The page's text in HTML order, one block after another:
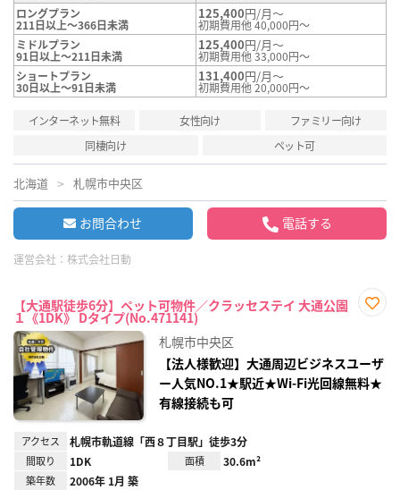
ロングプラン
211日以上～366日未満
125,400円/月～
初期費用他 40,000円～
ミドルプラン
91日以上～211日未満
125,400円/月～
初期費用他 33,000円～
ショートプラン
30日以上～91日未満
131,400円/月～
初期費用他 20,000円～
インターネット無料 女性向け
ファミリー向け
同棲向け
ペット可
北海道 札幌市中央区
お問合わせ 電話する
運営会社： 株式会社日動
【大通駅徒歩6分】ペット可物件／クラッセステイ 大通公園
１《1DK》 Dタイプ(No.471141)
録
札幌市中央区
【法人様歓迎】大通周辺ビジネスユーザ
ー人気NO.1★駅近★Wi-Fi光回線無料★
有線接続も可
アクセス 札幌市軌道線「西８丁目駅」徒歩3分
間取り 1DK 面積 30.6m²
築年数 2006年 1月 築